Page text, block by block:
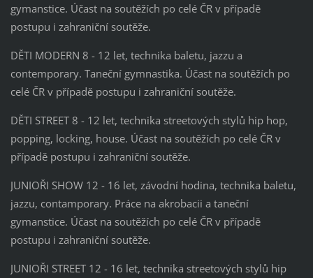
gymanstice. Účast na soutěžích po celé ČR v případě
postupu i zahraniční soutěže.
DĚTI MODERN 8 - 12 let, technika baletu, jazzu a
contemporary. Taneční gymnastika. Účast na soutěžích po
celé ČR v případě postupu i zahraniční soutěže.
DĚTI STREET 8 - 12 let, technika streetových stylů hip hop,
popping, locking, house. Účast na soutěžích po celé ČR v
případě postupu i zahraniční soutěže.
JUNIOŘI SHOW 12 - 16 let, závodní hodina, technika baletu,
jazzu, contamporary. Práce na akrobacii a taneční
gymanstice. Účast na soutěžích po celé ČR v případě
postupu i zahraniční soutěže.
JUNIOŘI STREET 12 - 16 let, technika streetových stylů hip